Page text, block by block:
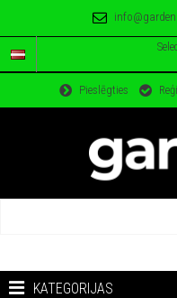
Pieslēgties
KATEGORIJAS